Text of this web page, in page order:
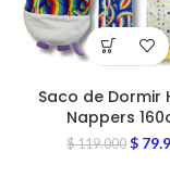
Saco de Dormir
Nappers
$119.000 $